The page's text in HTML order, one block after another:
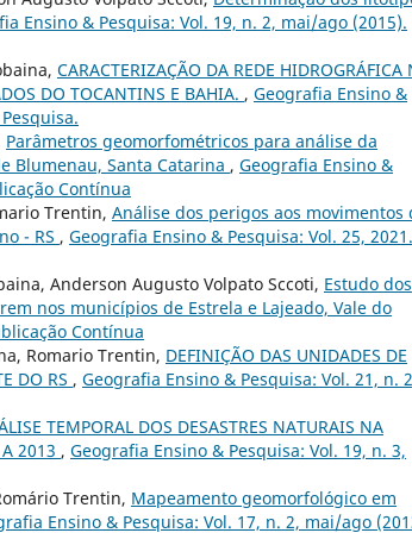
Ensino & Pesquisa: Vol. 19, n. 2, mai/ago (2015).
CARACTERIZAÇÃO DA REDE HIDROGRÁFICA
DO TOCANTINS E BAHIA. , Geografia Ensino &
Parâmetros geomorfométricos para análise da
Blumenau, Santa Catarina , Geografia Ensino &
Contínua
Trentin, Análise dos perigos aos movimentos
- RS , Geografia Ensino & Pesquisa: Vol. 25, 2021.
Anderson Augusto Volpato Sccoti, Estudo dos
nos municípios de Estrela e Lajeado, Vale do
Contínua
Romario Trentin, DEFINIÇÃO DAS UNIDADES DE
DO RS , Geografia Ensino & Pesquisa: Vol. 21, n.
TEMPORAL DOS DESASTRES NATURAIS NA
2013 , Geografia Ensino & Pesquisa: Vol. 19, n. 3,
Trentin, Mapeamento geomorfológico em
Ensino & Pesquisa: Vol. 17, n. 2, mai/ago